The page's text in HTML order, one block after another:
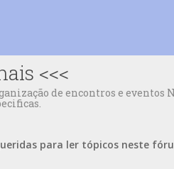
<<<
de encontros e eventos
para ler tópicos neste